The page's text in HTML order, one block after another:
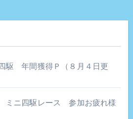
駆 年間獲得Ｐ（８月４日更
ミニ四駆レース 参加お疲れ様